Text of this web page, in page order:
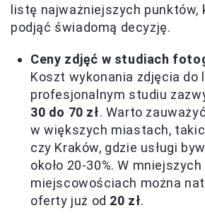
listę najważniejszych punktów,
podjąć świadomą decyzję.
Ceny zdjęć w studiach
Koszt wykonania zdjęcia do
profesjonalnym studiu
30 do 70 zł. Warto
w większych miastach,
czy Kraków, gdzie usługi
około 20-30%. W mniejszych
miejscowościach można
oferty już od 20 zł.